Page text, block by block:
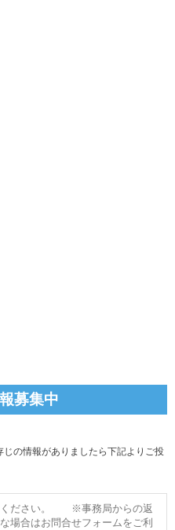
募集中
の情報がありましたら下記よりご投